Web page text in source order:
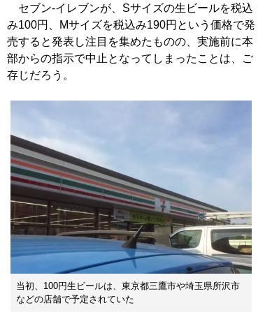
セブン-イレブンが、Sサイズの生ビールを税込
み100円、Mサイズを税込み190円という価格で発
売すると発表し注目を集めたものの、実施前に本
部からの指示で中止となってしまったことは、ご
存じだろう。
当初、100円生ビールは、東京都三鷹市や埼玉県所沢市
などの店舗で予定されていた